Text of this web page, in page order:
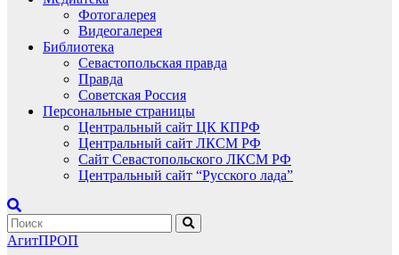
Фотогалерея
Видеогалерея
Библиотека
Севастопольская правда
Правда
Советская Россия
Персональные страницы
Центральный сайт ЦК КПРФ
Центральный сайт ЛКСМ РФ
Сайт Севастопольского ЛКСМ РФ
Центральный сайт “Русского лада”
АгитПРОП